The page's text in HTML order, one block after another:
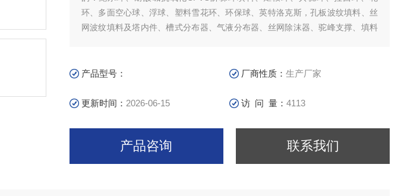
环、多面空心球、浮球、塑料雪花环、环保球、英特洛克斯，孔板波纹填料、丝
网波纹填料及塔内件、槽式分布器、气液分布器、丝网除沫器、驼峰支撑、填料
产品型号： 厂商性质：生产厂家
更新时间： 2026-06-15 访 问 量：4113
产品咨询 联系我们